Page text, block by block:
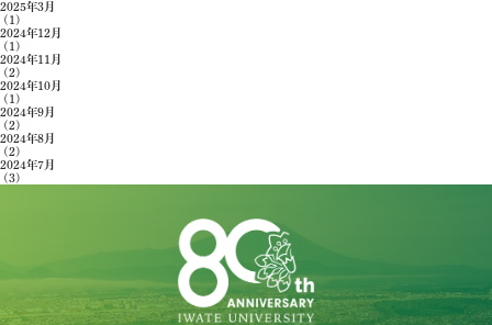
2025年3月
(1)
2024年12月
(1)
2024年11月
(2)
2024年10月
(1)
2024年9月
(2)
2024年8月
(2)
2024年7月
(3)